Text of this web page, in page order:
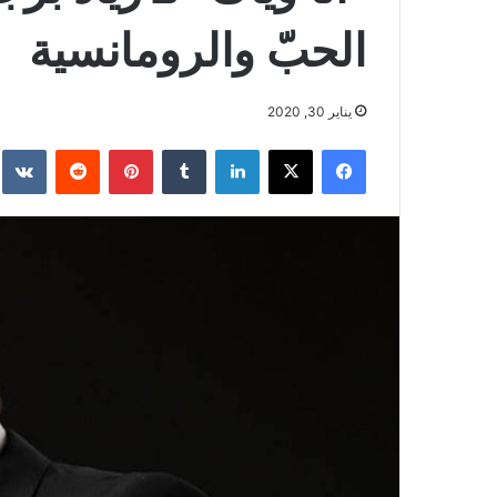
الحبّ والرومانسية
يناير 30, 2020
فيسبوك ‫X لينكدإن بينتيريست